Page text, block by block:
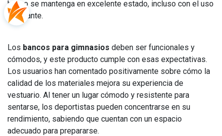
banco se mantenga en excelente estado, incluso con el uso
constante.
Los bancos para gimnasios deben ser funcionales y
cómodos, y este producto cumple con esas expectativas.
Los usuarios han comentado positivamente sobre cómo la
calidad de los materiales mejora su experiencia de
vestuario. Al tener un lugar cómodo y resistente para
sentarse, los deportistas pueden concentrarse en su
rendimiento, sabiendo que cuentan con un espacio
adecuado para prepararse.